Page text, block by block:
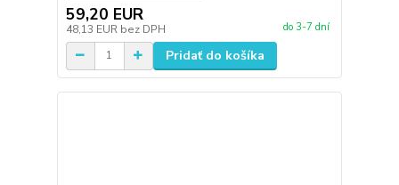
59,20 EUR
48,13 EUR bez DPH do 3-7 dní
Pridať do košíka